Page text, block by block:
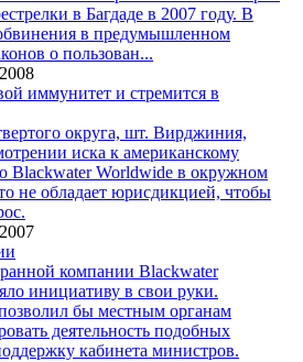
в Багдаде в 2007 году. В
в предумышленном
о пользован...
иммунитет и стремится в
округа, шт. Вирджиния,
иска к американскому
Blackwater Worldwide в окружном
не обладает юрисдикцией, чтобы
компании Blackwater
инициативу в свои руки.
бы местным органам
деятельность подобных
кабинета министров.